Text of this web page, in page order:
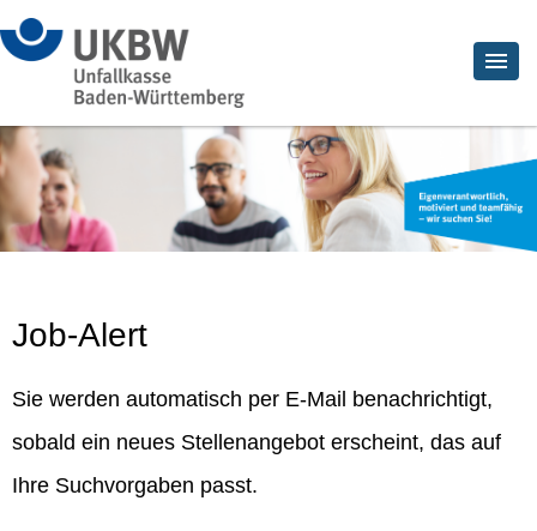
Job-Alert
Sie werden automatisch per E-Mail benachrichtigt,
sobald ein neues Stellenangebot erscheint, das auf
Ihre Suchvorgaben passt.